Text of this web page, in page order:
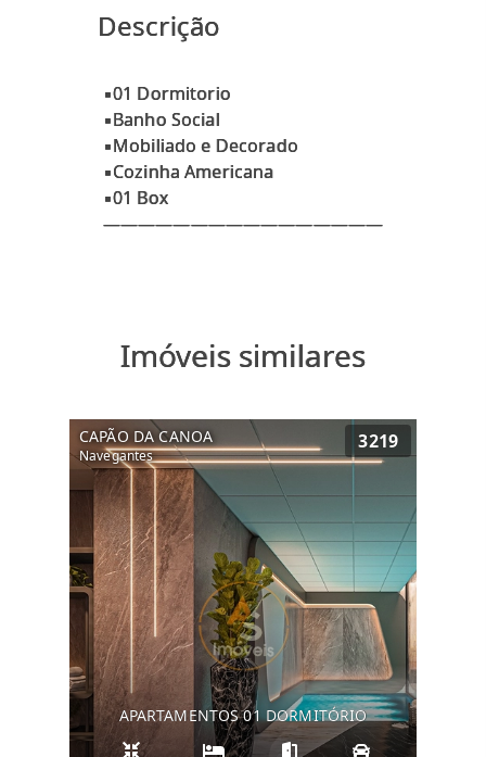
Descrição
▪01 Dormitorio
▪Banho Social
▪Mobiliado e Decorado
▪Cozinha Americana
▪01 Box
Imóveis similares
CAPÃO DA CANOA
Navegantes
3219
APARTAMENTOS 01 DORMITÓRIO